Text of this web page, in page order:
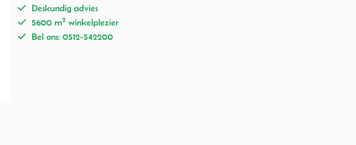
Deskundig advies
5600 m2 winkelplezier
Bel ons: 0512-542200